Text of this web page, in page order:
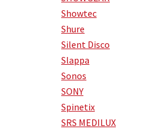
Showtec
Shure
Silent Disco
Slappa
Sonos
SONY
Spinetix
SRS MEDILUX